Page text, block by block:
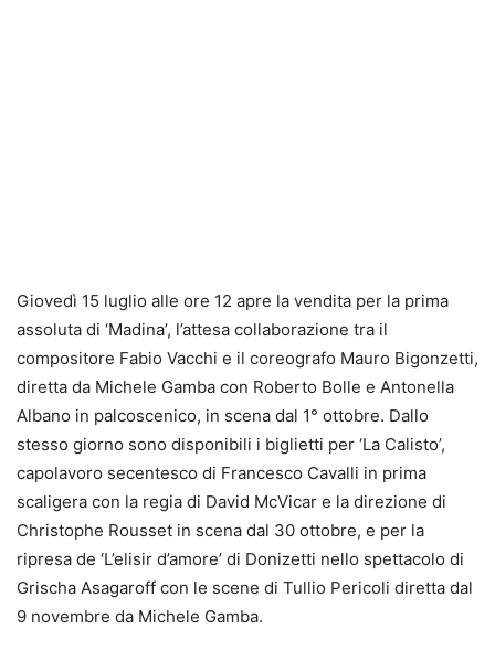
Giovedì 15 luglio alle ore 12 apre la vendita per la prima
assoluta di ‘Madina’, l’attesa collaborazione tra il
compositore Fabio Vacchi e il coreografo Mauro Bigonzetti,
diretta da Michele Gamba con Roberto Bolle e Antonella
Albano in palcoscenico, in scena dal 1° ottobre. Dallo
stesso giorno sono disponibili i biglietti per ‘La Calisto’,
capolavoro secentesco di Francesco Cavalli in prima
scaligera con la regia di David McVicar e la direzione di
Christophe Rousset in scena dal 30 ottobre, e per la
ripresa de ‘L’elisir d’amore’ di Donizetti nello spettacolo di
Grischa Asagaroff con le scene di Tullio Pericoli diretta dal
9 novembre da Michele Gamba.